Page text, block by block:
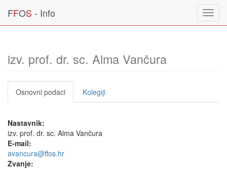
FFOS - Info
izv. prof. dr. sc. Alma Vančura
Osnovni podaci Kolegiji
Nastavnik:
izv. prof. dr. sc. Alma Vančura
E-mail:
avancura@ffos.hr
Zvanje: